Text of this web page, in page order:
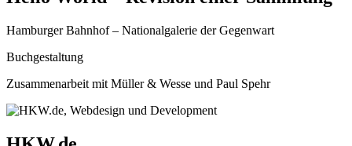
Hamburger Bahnhof – Nationalgalerie der Gegenwart
Buchgestaltung
Zusammenarbeit mit Müller & Wesse und Paul Spehr